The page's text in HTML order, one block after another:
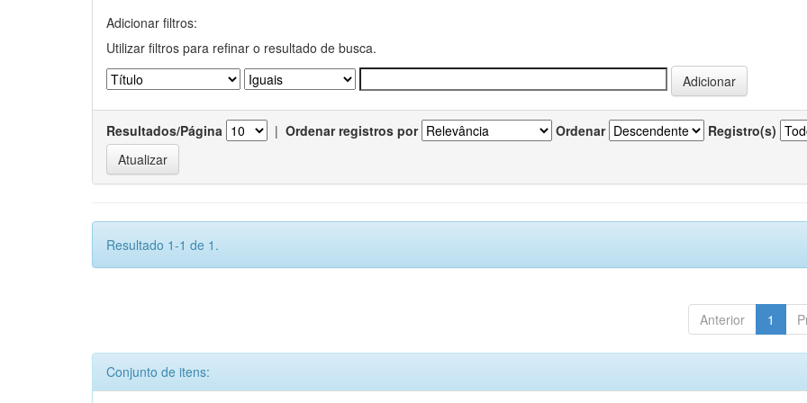
Adicionar filtros:
Utilizar filtros para refinar o resultado de busca.
Resultados/Página | Ordenar registros por Ordenar Registro(s)
Resultado 1-1 de 1.
Anterior 1
Conjunto de itens: